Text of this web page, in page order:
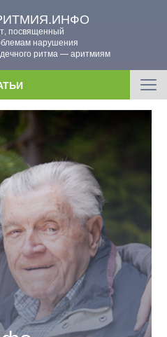
посвященный
нарушения
ритма — аритмиям